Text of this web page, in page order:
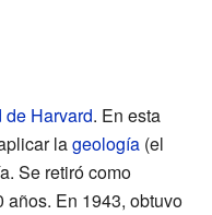
Harvard. En esta
lageología (el
Se retiró como
años. En 1943, obtuvo